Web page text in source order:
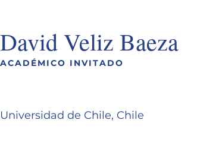
David Veliz Baeza
ACADÉMICO INVITADO
Universidad de Chile, Chile